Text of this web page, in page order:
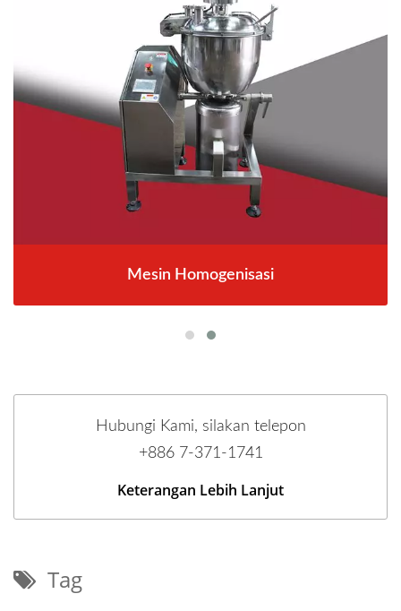
Mesin Homogenisasi
Hubungi Kami, silakan telepon
+886 7-371-1741
Keterangan Lebih Lanjut
Tag